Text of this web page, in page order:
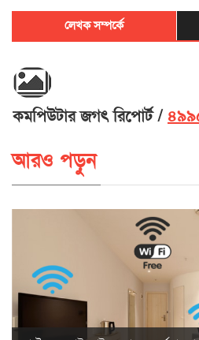
লেখক সম্পর্কে
কমপিউটার জগৎ রিপোর্ট
আরও পড়ুন